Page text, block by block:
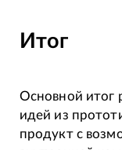
Итог
Основной итог
идей из
продукт с